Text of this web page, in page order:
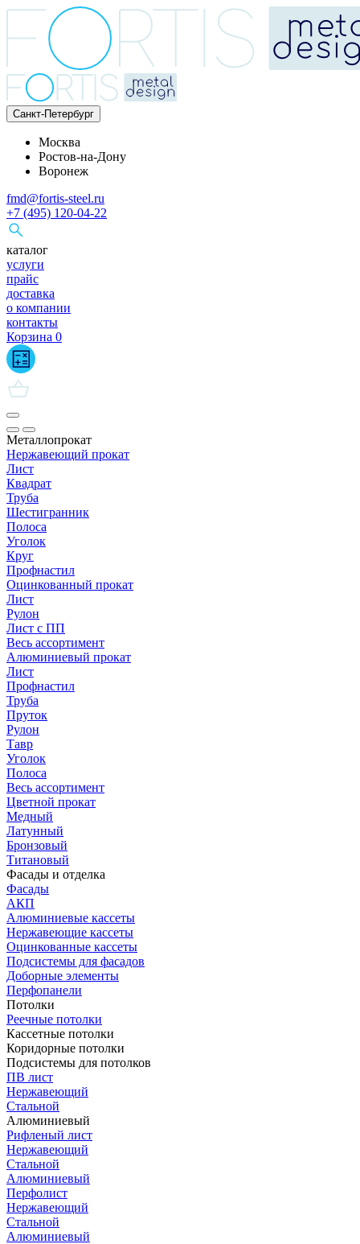
Санкт-Петербург
Москва
Ростов-на-Дону
Воронеж
fmd@fortis-steel.ru
+7 (495) 120-04-22
каталог
услуги
прайс
доставка
о компании
контакты
Корзина 0
Металлопрокат
Нержавеющий прокат
Лист
Квадрат
Труба
Шестигранник
Полоса
Уголок
Круг
Профнастил
Оцинкованный прокат
Лист
Рулон
Лист с ПП
Весь ассортимент
Алюминиевый прокат
Лист
Профнастил
Труба
Пруток
Рулон
Тавр
Уголок
Полоса
Весь ассортимент
Цветной прокат
Медный
Латунный
Бронзовый
Титановый
Фасады и отделка
Фасады
АКП
Алюминиевые кассеты
Нержавеющие кассеты
Оцинкованные кассеты
Подсистемы для фасадов
Доборные элементы
Перфопанели
Потолки
Реечные потолки
Кассетные потолки
Коридорные потолки
Подсистемы для потолков
ПВ лист
Нержавеющий
Стальной
Алюминиевый
Рифленый лист
Нержавеющий
Стальной
Алюминиевый
Перфолист
Нержавеющий
Стальной
Алюминиевый